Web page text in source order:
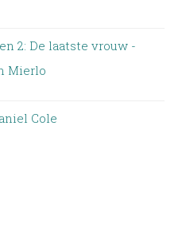
2: De laatste vrouw -
Mierlo
Cole